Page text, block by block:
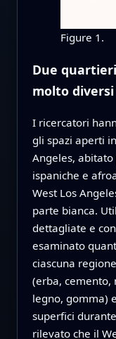
Figure 1.
Due
molto diversi
I ricercatori
gli spazi aperti
Angeles,
ispaniche e
West Los
parte bianca.
dettagliate e
esaminato
ciascuna
(erba, cemento,
legno, gomma)
superfici
rilevato che il